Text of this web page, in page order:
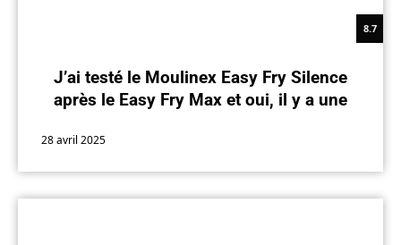
8.7
J’ai testé le Moulinex Easy Fry Silence
après le Easy Fry Max et oui, il y a une
28 avril 2025